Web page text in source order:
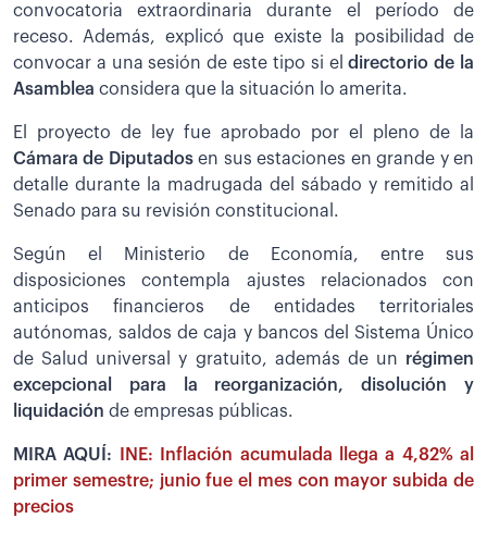
convocatoria extraordinaria durante el período de
receso. Además, explicó que existe la posibilidad de
convocar a una sesión de este tipo si eldirectorio de la
Asamblea considera que la situación lo amerita.
El proyecto de ley fue aprobado por el pleno de la
Cámara de Diputadosen sus estaciones en grande y en
detalle durante la madrugada del sábado y remitido al
Senado para su revisión constitucional.
Según el Ministerio de Economía, entre sus
disposiciones contempla ajustes relacionados con
anticipos financieros de entidades territoriales
autónomas, saldos de caja y bancos del Sistema Único
de Salud universal y gratuito, además de un régimen
excepcional para la reorganización, disolución y
liquidación de empresas públicas.
MIRA AQUÍ:
INE: Inflación acumulada llega a 4,82% al
primer semestre; junio fue el mes con mayor subida de
precios